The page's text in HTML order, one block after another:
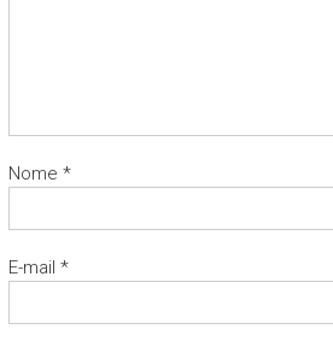
Nome *
E-mail *